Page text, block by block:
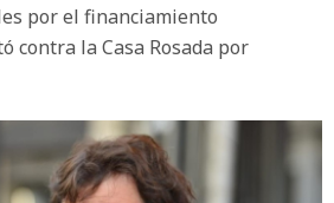
por el financiamiento
contra la Casa Rosada por